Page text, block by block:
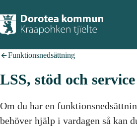
Funktionsnedsättning
LSS, stöd och service
Om du har en
behöver hjälp i vardagen så kan